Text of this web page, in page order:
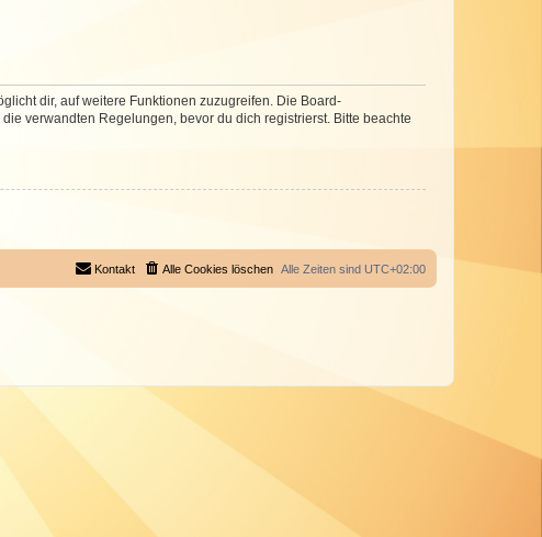
dir, auf weitere Funktionen zuzugreifen. Die Board-
verwandten Regelungen, bevor du dich registrierst. Bitte beachte
Alle Zeiten sind UTC+02:00
Alle Cookies löschen
Kontakt